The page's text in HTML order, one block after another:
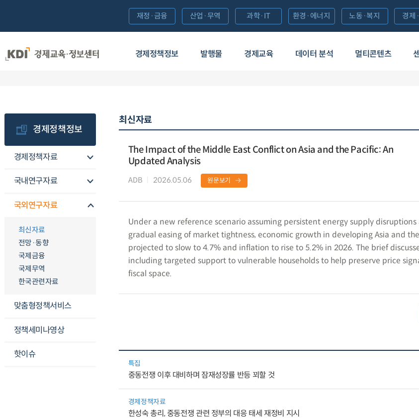
경제정책정보 발행물 경제교육 데이터 분석 멀티콘텐츠
재정·금융 산업·무역 과학·IT 환경·에너지 노동·복지 경제
경제정책정보
경제정책자료
국내연구자료
국외연구자료
최신자료
전망·동향
국제금융
국제무역
한국관련자료
맞춤형정책서비스
정책세미나영상
핫이슈
최신자료
The Impact of the Middle East Conflict on Asia and the Pacific: An
Updated Analysis
ADB 2026.05.06 원문보기
Under a new reference scenario assuming persistent energy supply disruptions
gradual easing of market tightness, economic growth in developing Asia and
projected to slow to 4.7% and inflation to rise to 5.2% in 2026. The brief
including targeted support to vulnerable households to help preserve price
fiscal space.
특집
중동전쟁 이후 대비하며 잠재성장률 반등 꾀할 것
경제정책자료
한성숙 총리, 중동전쟁 관련 정부의 대응 태세 재정비 지시